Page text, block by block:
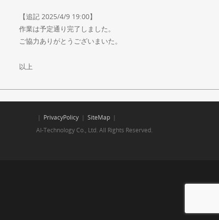
【追記 2025/4/9 19:00】
作業は予定通り完了しました。
ご協力ありがとうございまいた。
以上
｜ PrivacyPolicy ｜ SiteMap ｜
AI-Technology Co., Ltd. All Rights Reserved.